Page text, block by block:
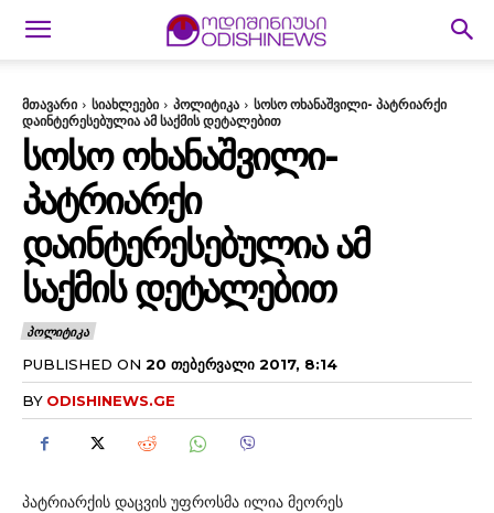
მთავარი სიახლეები პოლიტიკა
სოსო ოხანაშვილი- პატრიარქი
დაინტერესებულია ამ საქმის დეტალებით
ᲡᲝᲡᲝ ᲝᲮᲐᲜᲐᲨᲕᲘᲚᲘ-
ᲞᲐᲢᲠᲘᲐᲠᲥᲘ
ᲓᲐᲘᲜᲢᲔᲠᲔᲡᲔᲑᲣᲚᲘᲐ ᲐᲛ
ᲡᲐᲥᲛᲘᲡ ᲓᲔᲢᲐᲚᲔᲑᲘᲗ
ᲞᲝᲚᲘᲢᲘᲙᲐ
PUBLISHED ON 20 ᲗᲔᲑᲔᲠᲕᲐᲚᲘ 2017, 8:14
BY ODISHINEWS.GE
პატრიარქის დაცვის უფროსმა ილია მეორეს